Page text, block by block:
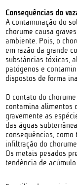
Consequências do
A contaminação do
chorume causa
ambiente. Pois, o
em razão da grande
substâncias tóxicas,
patógenos e
dispostos de forma
O contato do
contamina alimentos
gravemente as
das águas
consequências,
infiltração do
Os metais pesados
tendência de